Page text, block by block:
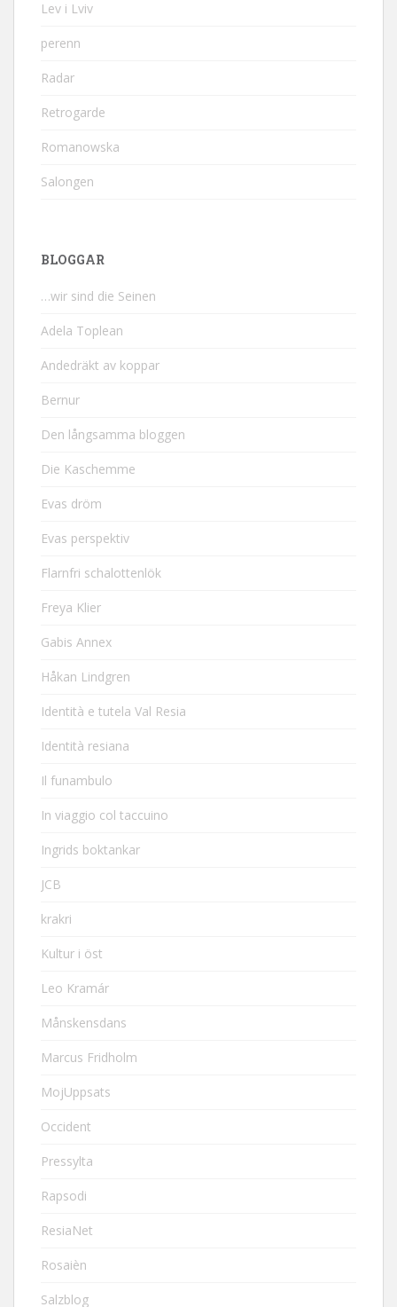
Lev i Lviv
perenn
Radar
Retrogarde
Romanowska
Salongen
BLOGGAR
…wir sind die Seinen
Adela Toplean
Andedräkt av koppar
Bernur
Den långsamma bloggen
Die Kaschemme
Evas dröm
Evas perspektiv
Flarnfri schalottenlök
Freya Klier
Gabis Annex
Håkan Lindgren
Identità e tutela Val Resia
Identità resiana
Il funambulo
In viaggio col taccuino
Ingrids boktankar
JCB
krakri
Kultur i öst
Leo Kramár
Månskensdans
Marcus Fridholm
MojUppsats
Occident
Pressylta
Rapsodi
ResiaNet
Rosaièn
Salzblog